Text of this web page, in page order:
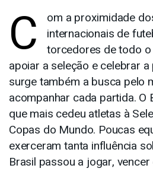
C
om a proximidade
internacionais de
torcedores de todo
apoiar a seleção e celebrar
surge também a busca pelo
acompanhar cada partida.
que mais cedeu atletas à
Copas do Mundo. Poucas
exerceram tanta influência
Brasil passou a jogar,